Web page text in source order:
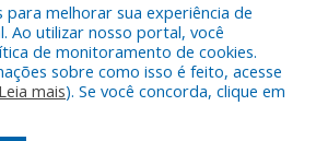
a Prefeitura Municipal de Santa
Cruz do Arari.
para melhorar sua experiência de
Ao utilizar nosso portal, você
de monitoramento de cookies.
sobre como isso é feito, acesse
Leia mais). Se você concorda, clique em